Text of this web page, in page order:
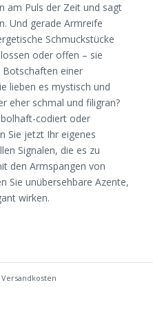
am Puls der Zeit und sagt
Und gerade Armreife
Schmuckstücke
oder offen – sie
einer
lieben es mystisch und
eher schmal und filigran?
codiert oder
Sie jetzt Ihr eigenes
Signalen, die es zu
den Armspangen von
Sie unübersehbare Azente,
wirken.
Versandkosten